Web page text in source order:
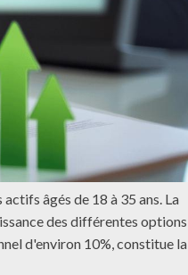
âgés de 18 à 35 ans. La
des différentes options
d'environ 10%, constitue